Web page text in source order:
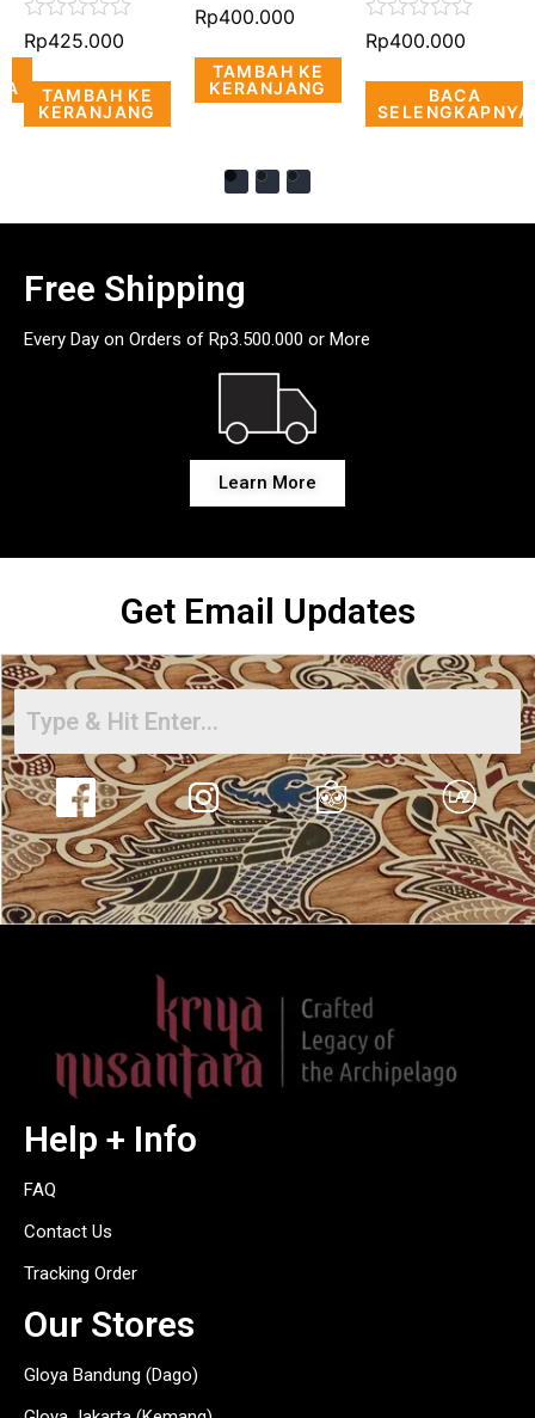
Dinilai
0
dari
Rp425.000
TAMBAH KE
KERANJANG
Dinilai
dari
Rp400.000
TAMBAH KE
KERANJANG
Dinilai
dari
Rp400.000
BACA
SELENGKAPNYA
Free Shipping
Every Day on Orders of Rp3.500.000 or More
Learn More
Get Email Updates
Help + Info
FAQ
Contact Us
Tracking Order
Our Stores
Gloya Bandung (Dago)